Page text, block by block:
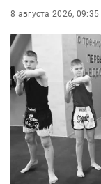
8 августа 2026, 09:35